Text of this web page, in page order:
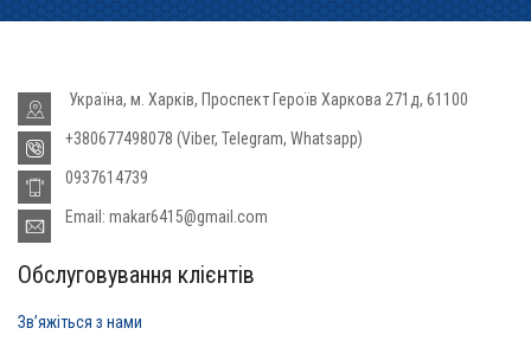
Україна, м. Харків, Проспект Героїв Харкова 271д, 61100
+380677498078 (Viber, Telegram, Whatsapp)
0937614739
Email: makar6415@gmail.com
Обслуговування клієнтів
Звʼяжіться з нами